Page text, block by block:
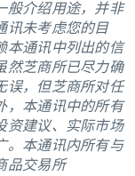
般介绍用途，并非
讯未考虑您的目
本通讯中列出的信
然芝商所已尽力确
误，但芝商所对任
，本通讯中的所有
资建议、实际市场
。本通讯内所有与
品交易所